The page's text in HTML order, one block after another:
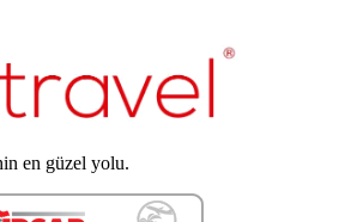
en güzel yolu.